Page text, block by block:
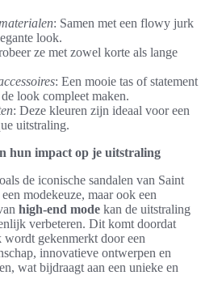
: Samen met een flowy jurk
look.
ze met zowel korte als lange
: Een mooie tas of statement
look compleet maken.
: Deze kleuren zijn ideaal voor een
uitstraling.
hun impact op je uitstraling
de iconische sandalen van Saint
modekeuze, maar ook een
high-end mode kan de uitstraling
verbeteren. Dit komt doordat
gekenmerkt door een
innovatieve ontwerpen en
wat bijdraagt aan een unieke en